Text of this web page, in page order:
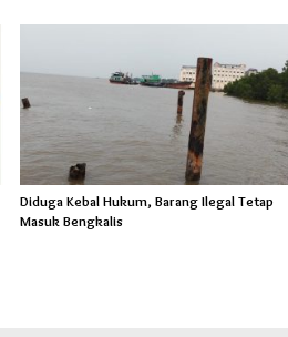
Diduga Kebal Hukum, Barang Ilegal Tetap
Masuk Bengkalis